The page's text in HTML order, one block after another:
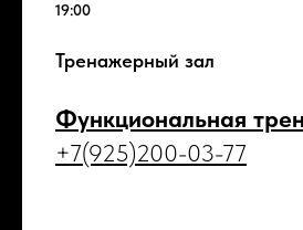
19:00
Тренажерный зал
Функциональная
+7(925)200-03-77